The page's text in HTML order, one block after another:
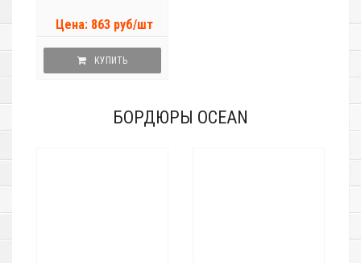
Цена: 863 руб/шт
КУПИТЬ
БОРДЮРЫ OCEAN